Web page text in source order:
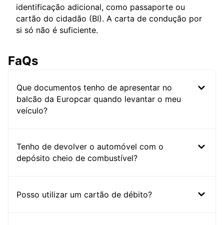
identificação adicional, como passaporte ou
cartão do cidadão (BI). A carta de condução por
si só não é suficiente.
FaQs
Que documentos tenho de apresentar no
balcão da Europcar quando levantar o meu
veículo?
Tenho de devolver o automóvel com o
depósito cheio de combustível?
Posso utilizar um cartão de débito?